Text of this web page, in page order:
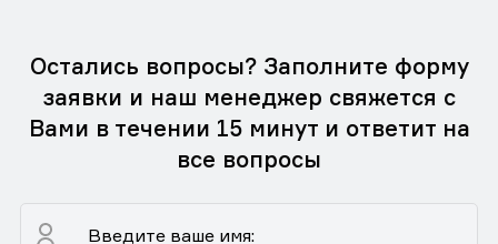
Остались вопросы? Заполните форму
заявки и наш менеджер свяжется с
Вами в течении 15 минут и ответит на
все вопросы